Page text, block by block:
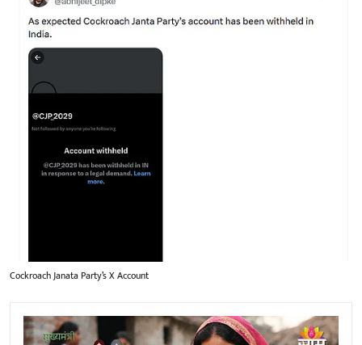
Cockroach Janata Party’s X Account